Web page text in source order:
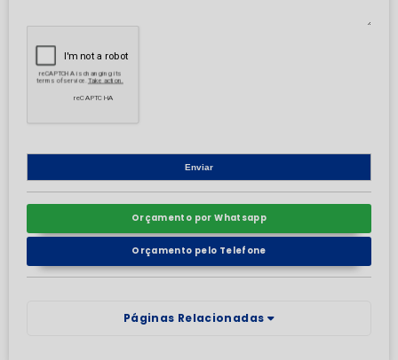
Orçamento por Whatsapp
Orçamento pelo Telefone
Páginas Relacionadas